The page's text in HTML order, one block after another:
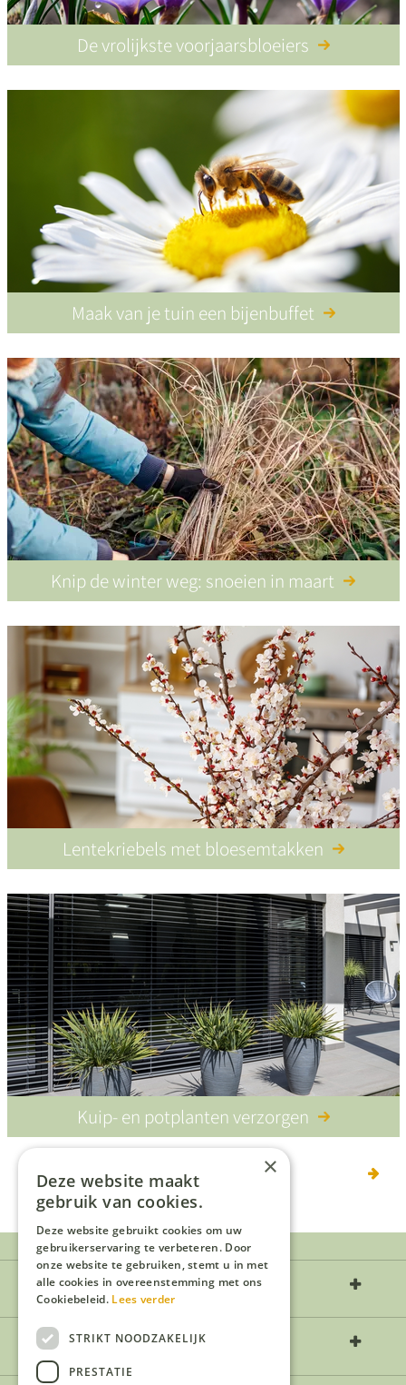
De vrolijkste voorjaarsbloeiers
Maak van je tuin een bijenbuffet
Knip de winter weg: snoeien in maart
Lentekriebels met bloesemtakken
Kuip- en potplanten verzorgen
Over ons
Openingstijden
×
Deze website maakt
gebruik van cookies.
Deze website gebruikt cookies om uw
gebruikerservaring te verbeteren. Door
onze website te gebruiken, stemt u in met
alle cookies in overeenstemming met ons
Cookiebeleid. Lees verder
STRIKT NOODZAKELIJK
PRESTATIE